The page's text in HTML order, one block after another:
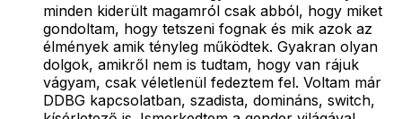
minden kiderült magamról csak abból, hogy miket
gondoltam, hogy tetszeni fognak és mik azok az
élmények amik tényleg működtek. Gyakran olyan
dolgok, amikről nem is tudtam, hogy van rájuk
vágyam, csak véletlenül fedeztem fel. Voltam már
DDBG kapcsolatban, szadista, domináns, switch,